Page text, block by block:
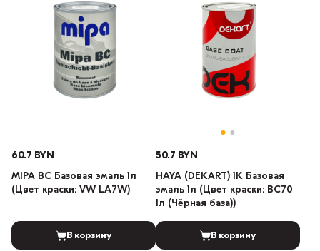
60.7 BYN
MIPA BC Базовая эмаль 1л
(Цвет краски: VW LA7W)
В корзину
50.7 BYN
HAYA (DEKART) 1К Базовая
эмаль 1л (Цвет краски: BC70
1л (Чёрная база))
В корзину